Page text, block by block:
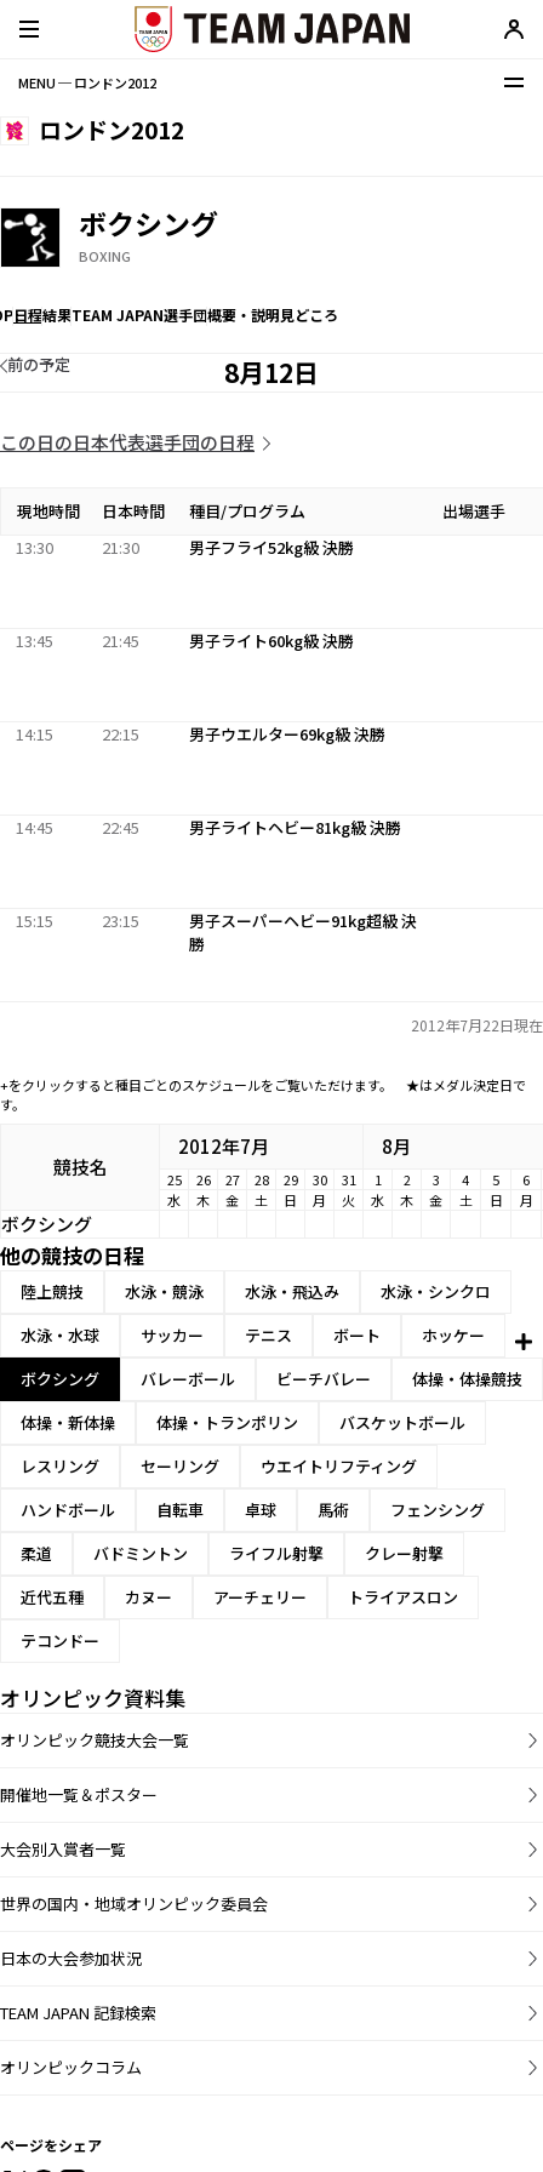
MENU ─ ロンドン2012
ロンドン2012
ボクシング
BOXING
日程結果TEAM JAPAN選手団概要・説明見どころ
8月12日
前の予定
この日の日本代表選手団の日程
現地時間 日本時間 種目/プログラム
出場選手
13:30
21:30 男子フライ52kg級 決勝
13:45 21:45 男子ライト60kg級 決勝
14:15 22:15 男子ウエルター69kg級 決勝
14:45 22:45 男子ライトヘビー81kg級 決勝
15:15 23:15
男子スーパーヘビー91kg超級 決
勝
2012年7月22日現在
+をクリックすると種目ごとのスケジュールをご覧いただけます。 ★はメダル決定日で
す。
競技名
2012年7月 8月
25 26 27 28 29 30 31 1 2 3 4 5
6
水
木 金 土 日 月 火 水 木 金 土 日 月
ボクシング
他の競技の日程
陸上競技 水泳・競泳 水泳・飛込み
水泳・シンクロ
水泳・水球
サッカー テニス ボート
ホッケー
ボクシング
バレーボール ビーチバレー
体操・体操競技
体操・新体操
体操・トランポリン
バスケットボール
レスリング
セーリング
ウエイトリフティング
ハンドボール
自転車 卓球 馬術
フェンシング
柔道
バドミントン ライフル射撃
クレー射撃
近代五種
カヌー アーチェリー
トライアスロン
テコンドー
オリンピック資料集
オリンピック競技大会一覧
開催地一覧＆ポスター
大会別入賞者一覧
世界の国内・地域オリンピック委員会
日本の大会参加状況
TEAM JAPAN 記録検索
オリンピックコラム
ページをシェア